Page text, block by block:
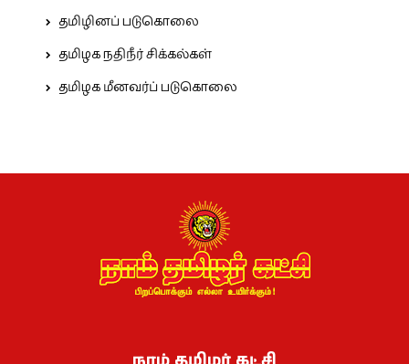
தமிழினப் படுகொலை
தமிழக நதிநீர் சிக்கல்கள்
தமிழக மீனவர்ப் படுகொலை